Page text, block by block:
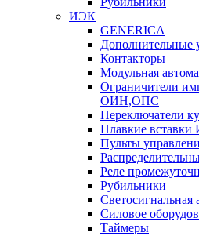
ИЭК
GENERICA
Дополнительные
Контакторы
Модульная
Ограничители
ОИН,ОПС
Переключатели
Плавкие
Пульты
Реле
Рубильники
Светосигнальная
Силовое
Таймеры